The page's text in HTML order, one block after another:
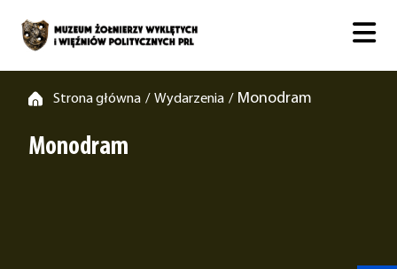
Strona główna / Wydarzenia / Monodram
Monodram